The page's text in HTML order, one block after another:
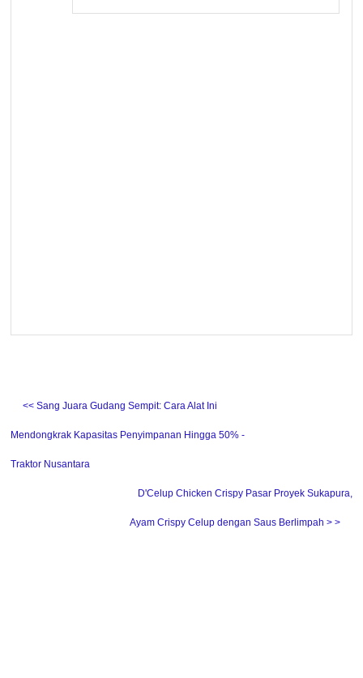
˂˂ Sang Juara Gudang Sempit: Cara Alat Ini
Mendongkrak Kapasitas Penyimpanan Hingga 50% -
Traktor Nusantara
D'Celup Chicken Crispy Pasar Proyek Sukapura,
Ayam Crispy Celup dengan Saus Berlimpah ˃ ˃